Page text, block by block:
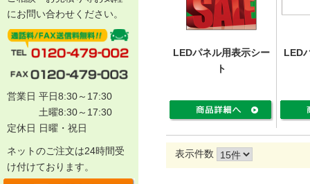
LEDパネル用表示シー
ト
LED
表示件数
にお問い合わせください。
営業日 平日8:30～17:30
土曜8:30～17:30
定休日 日曜・祝日
ネットのご注文は24時間受
け付けております。